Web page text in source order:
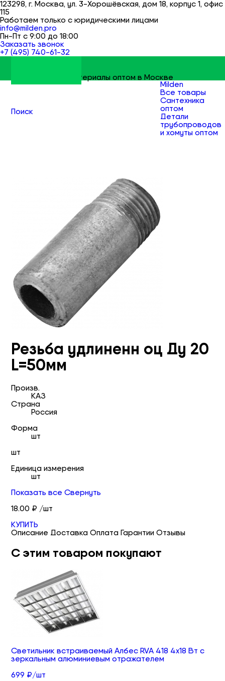
123298, г. Москва, ул. 3-Хорошёвская, дом 18, корпус 1, офис
115
Работаем только с юридическими лицами
info@milden.pro
Пн-Пт с 9:00 до 18:00
Заказать звонок
+7 (495) 740-61-32
Строительные материалы оптом в Москве
Поиск
Milden
Все товары
Сантехника
оптом
Детали
трубопроводов
и хомуты оптом
Резьба удлиненн оц Ду 20
L=50мм
Произв.
КАЗ
Страна
Россия
Форма
шт
шт
Единица измерения
шт
Показать все Свернуть
18.00 ₽ /шт
КУПИТЬ
Описание Доставка Оплата Гарантии Отзывы
С этим товаром покупают
Светильник встраиваемый Албес RVA 418 4х18 Вт с
зеркальным алюминиевым отражателем
699 ₽/шт